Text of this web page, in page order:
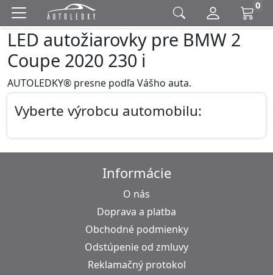
0
LED autožiarovky pre BMW 2
Coupe 2020 230 i
AUTOLEDKY® presne podľa Vášho auta.
Vyberte výrobcu automobilu:
Informácie
O nás
Doprava a platba
Obchodné podmienky
Odstúpenie od zmluvy
Reklamačný protokol